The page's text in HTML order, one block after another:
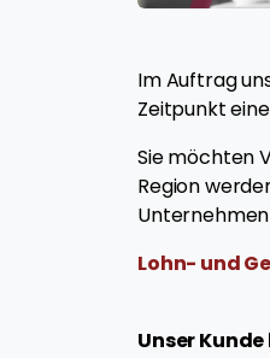
Im Auftrag
Zeitpunkt
Sie möchten
Region
Lohn- und
Unser